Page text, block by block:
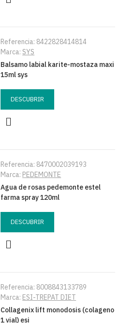
Referencia: 8422828414814
Marca: SYS
Balsamo labial karite-mostaza maxi
15ml sys
DESCUBRIR
Referencia: 8470002039193
Marca: PEDEMONTE
Agua de rosas pedemonte estel
farma spray 120ml
DESCUBRIR
Referencia: 8008843133789
Marca: ESI-TREPAT DIET
Collagenix lift monodosis (colageno
1 vial) esi